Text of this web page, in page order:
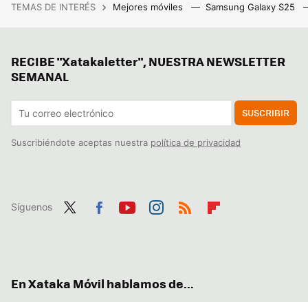
TEMAS DE INTERÉS Mejores móviles Samsung Galaxy S25
RECIBE "Xatakaletter", NUESTRA NEWSLETTER
SEMANAL
SUSCRIBIR
Suscribiéndote aceptas nuestra política de privacidad
Síguenos
En Xataka Móvil hablamos de...